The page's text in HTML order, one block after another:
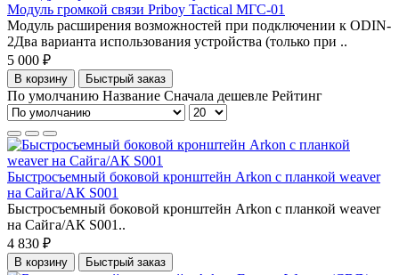
Модуль громкой связи Priboy Tactical МГС-01
Модуль расширения возможностей при подключении к ODIN-
2Два варианта использования устройства (только при ..
5 000 ₽
В корзину Быстрый заказ
По умолчанию Название Сначала дешевле Рейтинг
Быстросъемный боковой кронштейн Arkon с планкой weaver
на Сайга/АК S001
Быстросъемный боковой кронштейн Arkon с планкой weaver
на Сайга/АК S001..
4 830 ₽
В корзину Быстрый заказ